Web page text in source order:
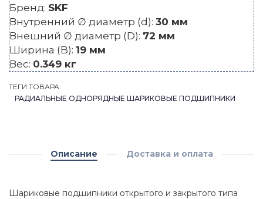
Бренд: SKF
Внутренний ∅ диаметр (d): 30 мм
Внешний ∅ диаметр (D): 72 мм
Ширина (B): 19 мм
Вес: 0.349 кг
ТЕГИ ТОВАРА:
РАДИАЛЬНЫЕ ОДНОРЯДНЫЕ ШАРИКОВЫЕ ПОДШИПНИКИ
Описание Доставка и оплата
Шариковые подшипники открытого и закрытого типа